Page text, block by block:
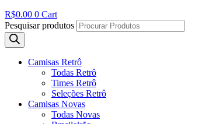
R$0.00 0 Cart
Pesquisar produtos
Camisas Retrô
Todas Retrô
Times Retrô
Seleções Retrô
Camisas Novas
Todas Novas